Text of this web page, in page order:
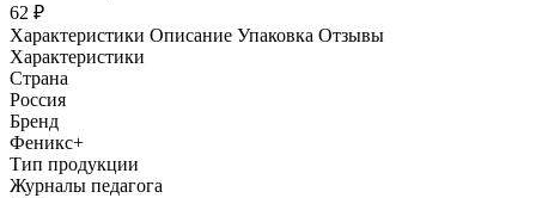
62 ₽
Характеристики Описание Упаковка Отзывы
Характеристики
Страна
Россия
Бренд
Феникс+
Тип продукции
Журналы педагога